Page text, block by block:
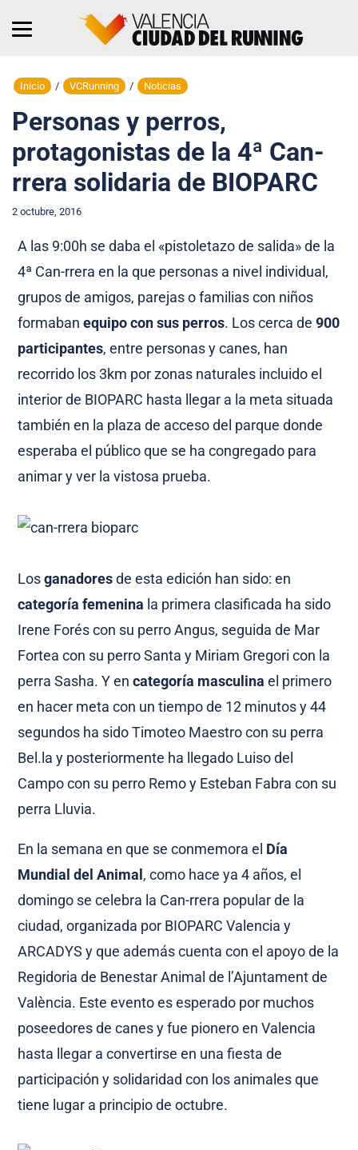
Inicio / VCRunning / Noticias
Personas y perros,
protagonistas de la 4ª Can-
rrera solidaria de BIOPARC
2 octubre, 2016
A las 9:00h se daba el «pistoletazo de salida» de la
4ª Can-rrera en la que personas a nivel individual,
grupos de amigos, parejas o familias con niños
formaban equipo con sus perros. Los cerca de900
participantes, entre personas y canes, han
recorrido los 3km por zonas naturales incluido el
interior de BIOPARC hasta llegar a la meta situada
también en la plaza de acceso del parque donde
esperaba el público que se ha congregado para
animar y ver la vistosa prueba.
Losganadoresde esta edición han sido: en
categoría femenina la primera clasificada ha sido
Irene Forés con su perro Angus, seguida de Mar
Fortea con su perro Santa y Miriam Gregori con la
perra Sasha. Y encategoría masculina el primero
en hacer meta con un tiempo de 12 minutos y 44
segundos ha sido Timoteo Maestro con su perra
Bel.la y posteriormente ha llegado Luiso del
Campo con su perro Remo y Esteban Fabra con su
perra Lluvia.
En la semana en que se conmemora el Día
Mundial del Animal , como hace ya 4 años, el
domingo se celebra la Can-rrera popular de la
ciudad, organizada por BIOPARC Valencia y
ARCADYS y que además cuenta con el apoyo de la
Regidoria de Benestar Animal de l’Ajuntament de
València. Este evento es esperado por muchos
poseedores de canes y fue pionero en Valencia
hasta llegar a convertirse en una fiesta de
participación y solidaridad con los animales que
tiene lugar a principio de octubre.